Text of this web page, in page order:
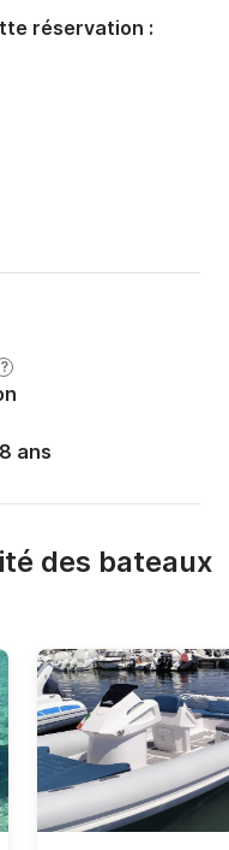
?
ans
réservation :
des bateaux